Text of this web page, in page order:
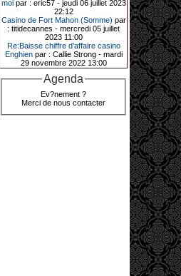
grâce à une mise de 5 euros sur la
case bonus et une quinte flush
royale. Ces gains ont été annoncés
dans un communiqué diffusé par le
casino ce lundi 30 mars en soirée.
Dimanche 11 janvier, en soirée, une
cliente retraitée de 78 ans, habitant
Trémuson, a eu l’énorme surprise
moipar : eric57 - jeudi 06 juillet 2023
22:12
Casino de Fort Mahon (Somme) par
: titidecannes - mercredi 05 juillet
2023 11:00
Re:Baisse chiffre d'affaire casino
Enghienpar : Callie Strong - mardi
29 novembre 2022 13:00
Agenda
Ev?nement ?
Merci de nous contacter